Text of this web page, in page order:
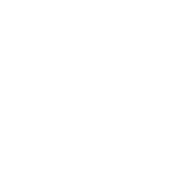
durch und finden Sie
ist, rufen Sie uns kostenfrei